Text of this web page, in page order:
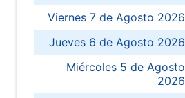
Viernes 7 de Agosto 2026
Jueves 6 de Agosto 2026
Miércoles 5 de Agosto
2026